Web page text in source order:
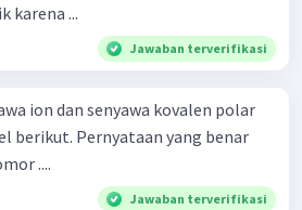
karena ...
Jawaban terverifikasi
ion dan senyawa kovalen polar
yang benar
....
Jawaban terverifikasi